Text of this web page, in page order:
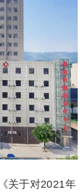
关于对2021年